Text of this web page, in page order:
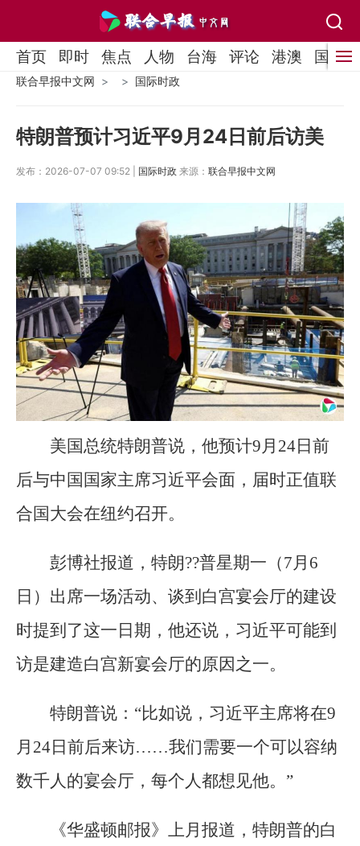
首页 即时 焦点 人物 台海 评论 港澳 国际
联合早报中文网 国际时政
特朗普预计习近平9月24日前后访美
发布：2026-07-07 09:52 | 国际时政 来源： 联合早报中文网
美国总统特朗普说，他预计9月24日前
后与中国国家主席习近平会面，届时正值联
合国大会在纽约召开。
彭博社报道，特朗??普星期一（7月6
日）出席一场活动、谈到白宫宴会厅的建设
时提到了这一日期，他还说，习近平可能到
访是建造白宫新宴会厅的原因之一。
特朗普说：“比如说，习近平主席将在9
月24日前后来访……我们需要一个可以容纳
数千人的宴会厅，每个人都想见他。”
《华盛顿邮报》上月报道，特朗普的白